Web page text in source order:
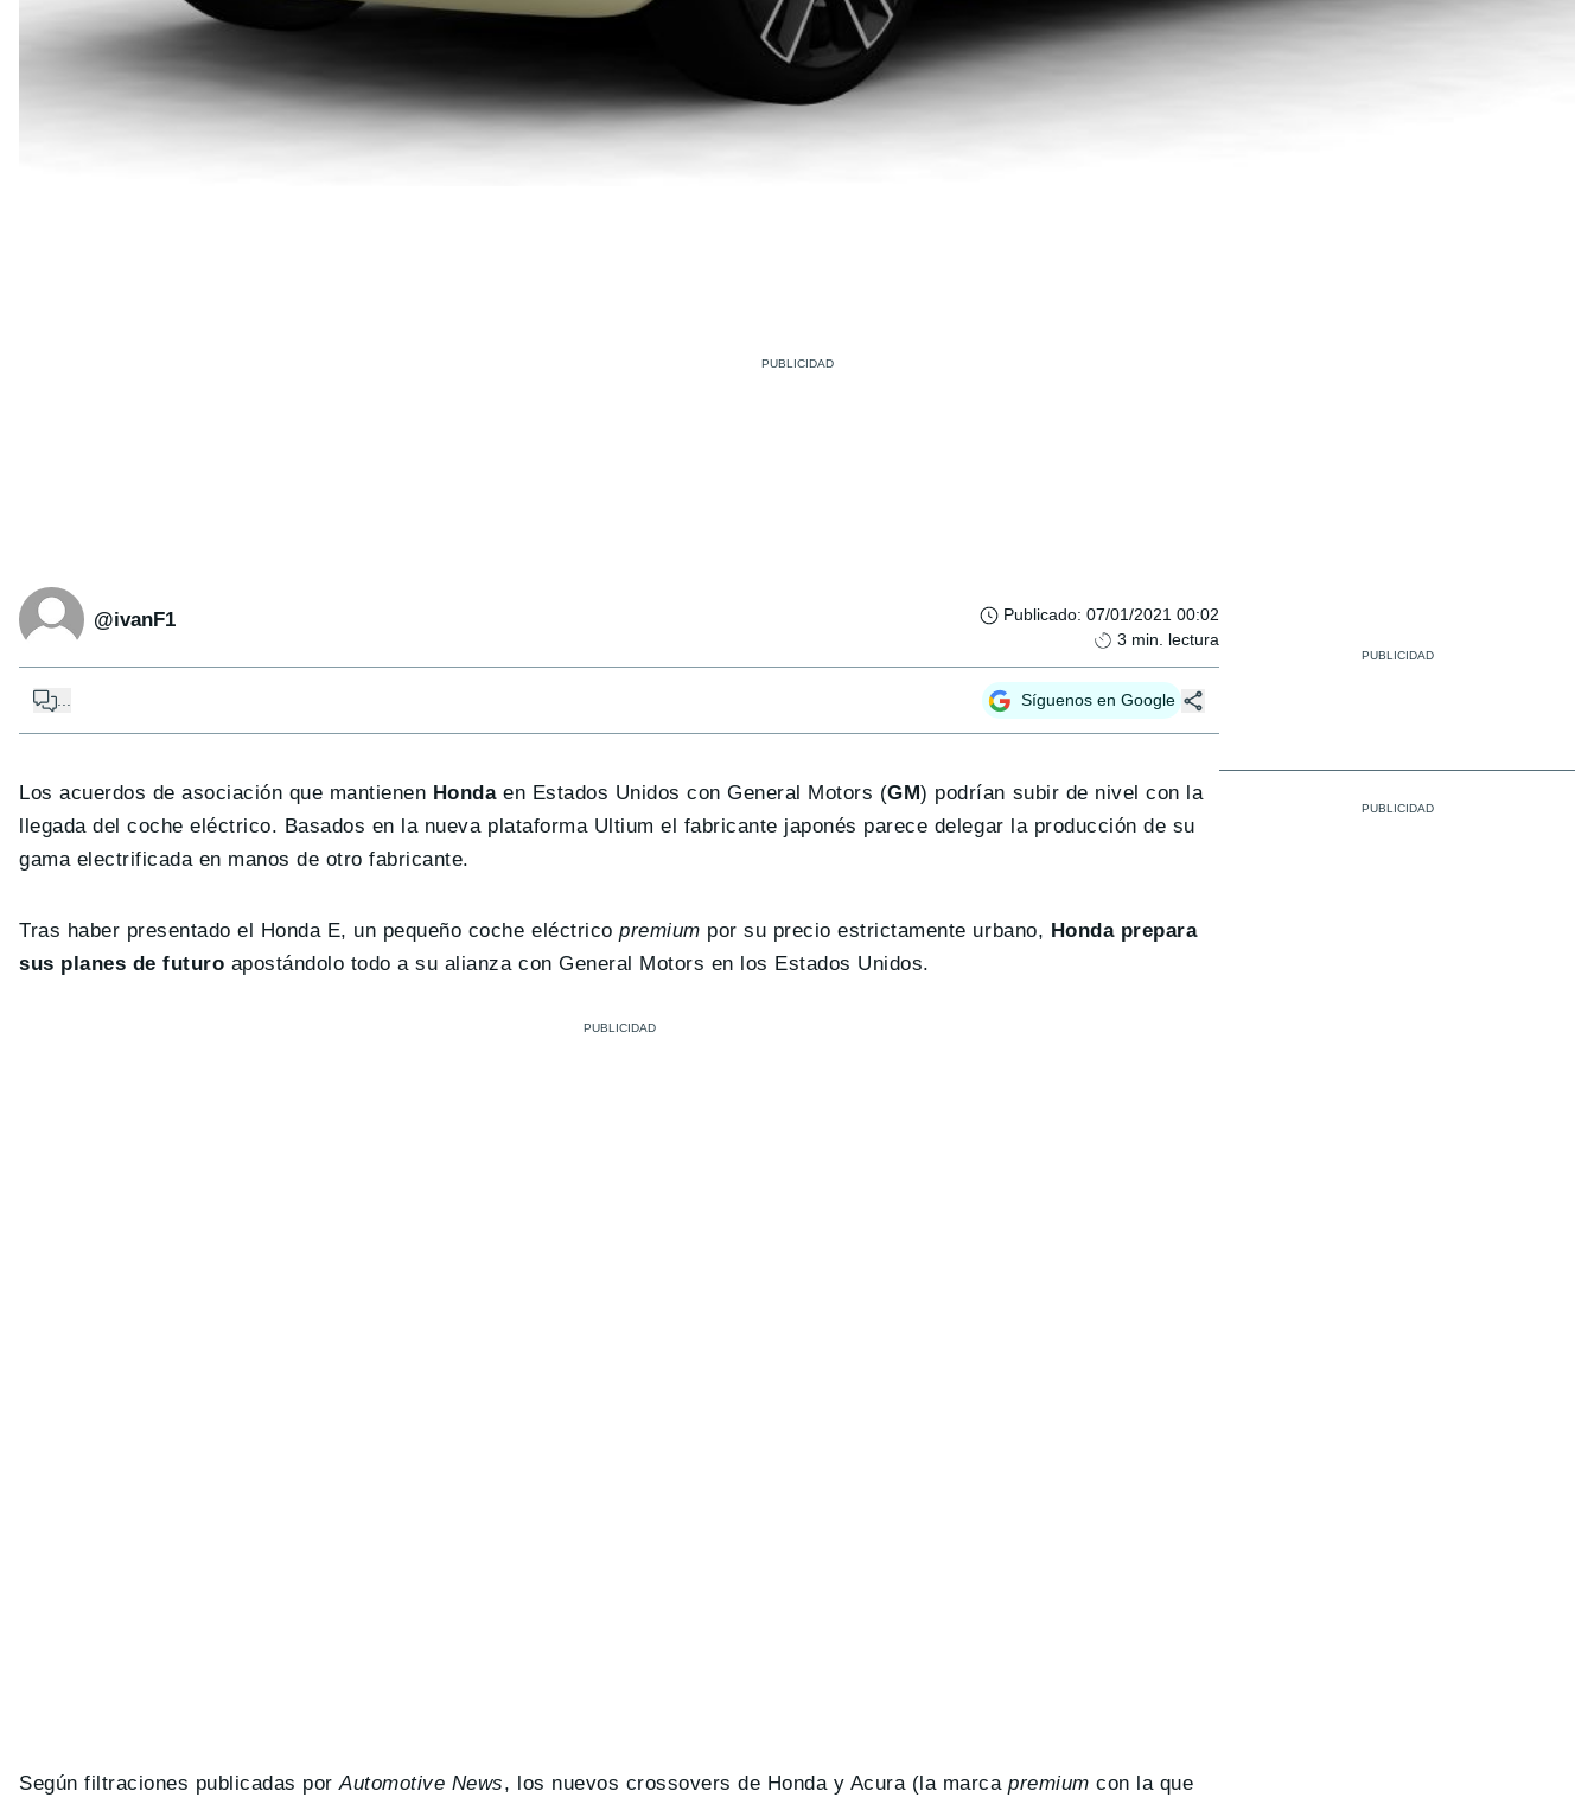
@ivanF1 Publicado: 07/01/2021 00:02
3 min. lectura
Síguenos en Google
Los acuerdos de asociación que mantienen Hondaen Estados Unidos con General Motors (GM) podrían subir de nivel con la
llegada del coche eléctrico. Basados en la nueva plataforma Ultium el fabricante japonés parece delegar la producción de su
gama electrificada en manos de otro fabricante.
Tras haber presentado el Honda E, un pequeño coche eléctricopremium por su precio estrictamente urbano, Honda prepara
sus planes de futuro apostándolo todo a su alianza con General Motors en los Estados Unidos.
Según filtraciones publicadas porAutomotive News, los nuevos crossovers de Honda y Acura (la marcapremium con la que